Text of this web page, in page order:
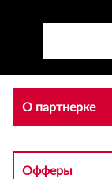
О партнерке
Офферы